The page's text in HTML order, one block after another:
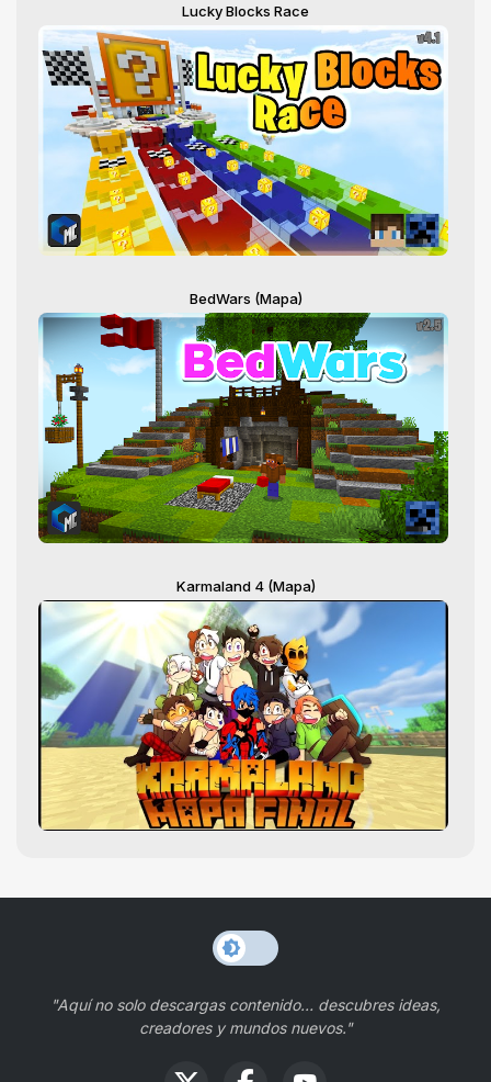
Lucky Blocks Race
BedWars (Mapa)
Karmaland 4 (Mapa)
"Aquí no solo descargas contenido… descubres ideas,
creadores y mundos nuevos."